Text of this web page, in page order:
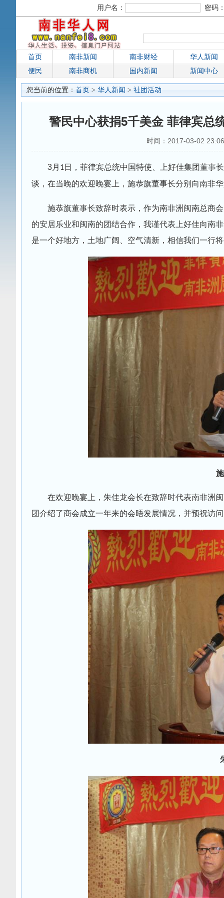
用户名： 密码
首页 南非新闻 南非财经
华人新闻
便民
南非商机 国内新闻 新闻中心
您当前的位置： 首页 > 华人新闻 > 社团活动
警民中心获捐5千美金 菲律宾总
时间：2017-03-02
3月 1日，菲律宾总统中国特使、上好佳集团董事
谈，在当晚的欢迎晚宴上，施恭旗董事长分别向南非
施恭旗董事长致辞时表示，作为南非洲闽南总商
的安居乐业和闽南的团结合作，我谨代表上好佳向南
是一个好地方，土地广阔、空气清新，相信我们一行
在欢迎晚宴上，朱佳龙会长在致辞时代表南非洲
团介绍了商会成立一年来的会晤发展情况，并预祝访